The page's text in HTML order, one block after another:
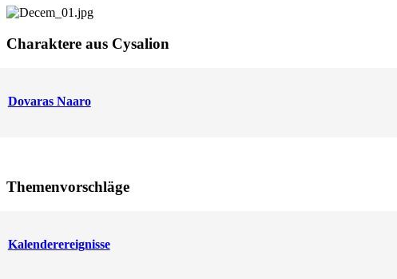
Charaktere aus Cysalion
Dovaras Naaro
Themenvorschläge
Kalenderereignisse